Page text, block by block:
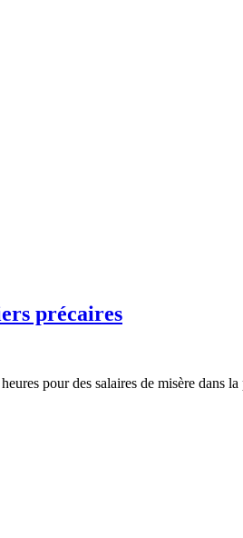
précaires
pour des salaires de misère dans